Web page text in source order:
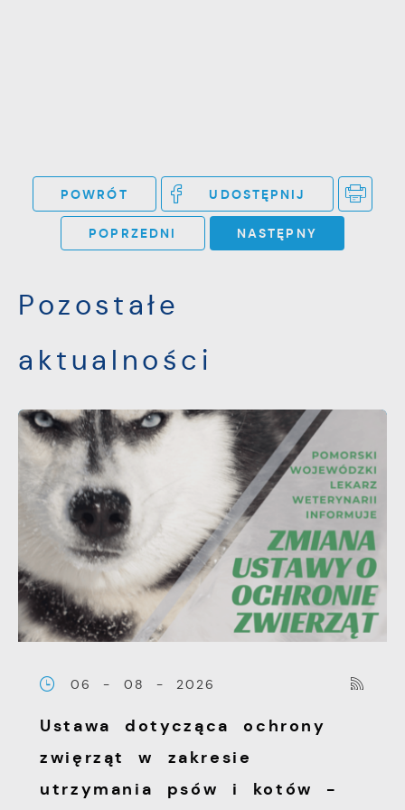
POWRÓT UDOSTĘPNIJ
POPRZEDNI NASTĘPNY
Pozostałe
aktualności
06 - 08 - 2026
Ustawa dotycząca ochrony
zwięrząt w zakresie
utrzymania psów i kotów -